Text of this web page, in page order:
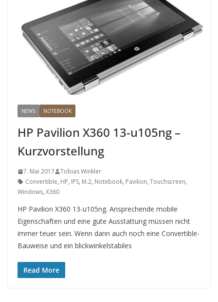
NEWS NOTEBOOK
HP Pavilion X360 13-u105ng –
Kurzvorstellung
7. Mai 2017
Tobias Winkler
Convertible, HP, IPS, M.2, Notebook, Pavilion, Touchscreen,
Windows, X360
HP Pavilion X360 13-u105ng. Ansprechende mobile
Eigenschaften und eine gute Ausstattung müssen nicht
immer teuer sein. Wenn dann auch noch eine Convertible-
Bauweise und ein blickwinkelstabiles
Read More